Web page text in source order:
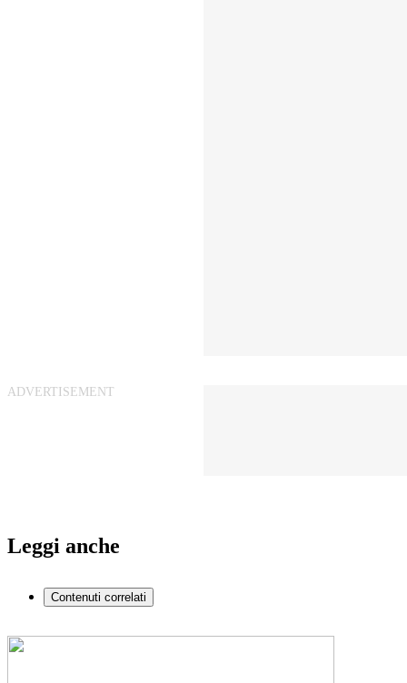
Leggi anche
Contenuti correlati